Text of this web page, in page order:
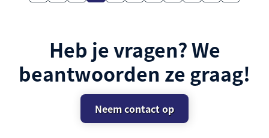
Heb je vragen? We
beantwoorden ze graag!
Neem contact op